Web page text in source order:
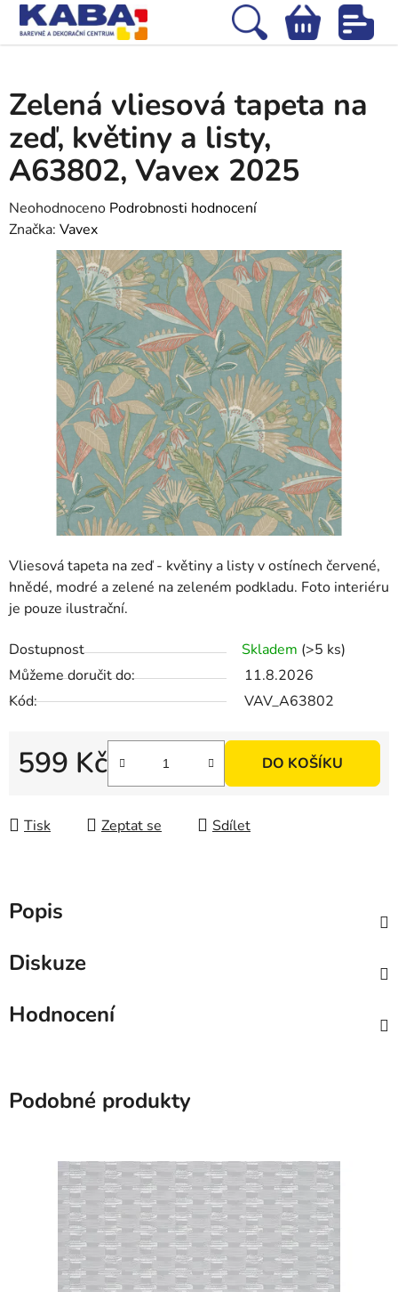
Přejít
obsah
Hledat
NÁKUPNÍ
Vliesová tapeta na zeď - květiny a listy v ostínech červené,
hnědé, modré a zelené na zeleném podkladu. Foto interiéru
je pouze ilustrační.
Dostupnost Skladem (>5 ks)
Můžeme doručit do:
11.8.2026
Kód:
VAV_A63802
599 Kč DO KOŠÍKU
Tisk Zeptat se Sdílet
Zelená vliesová tapeta na
zeď, květiny a listy,
A63802, Vavex 2025
Průměrné
hodnocení
produktu
hvězdiček.
Neohodnoceno Podrobnosti hodnocení
Značka: Vavex
Popis
Diskuze
Hodnocení
Podobné produkty